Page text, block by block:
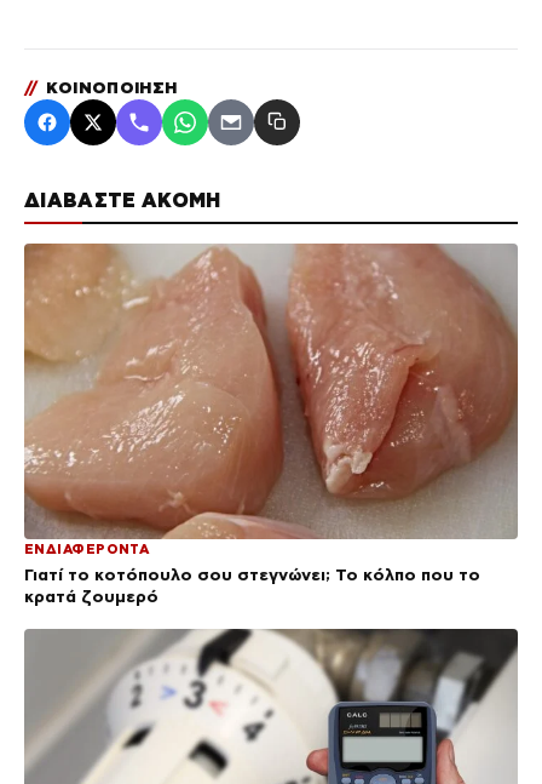
ΔΙΑΒΑΣΤΕ ΑΚΟΜΗ
ΕΝΔΙΑΦΕΡΟΝΤΑ
Γιατί το κοτόπουλο σου στεγνώνει; Το κόλπο που το
κρατά ζουμερό
// ΚΟΙΝΟΠΟΙΗΣΗ